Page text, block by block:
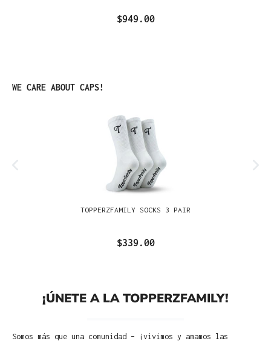
$949.00
Omitir la galería de productos
WE CARE ABOUT CAPS!
TOPPERZFAMILY SOCKS 3 PAIR
$339.00
¡ÚNETE A LA TOPPERZFAMILY!
Somos más que una comunidad – ¡vivimos y amamos las